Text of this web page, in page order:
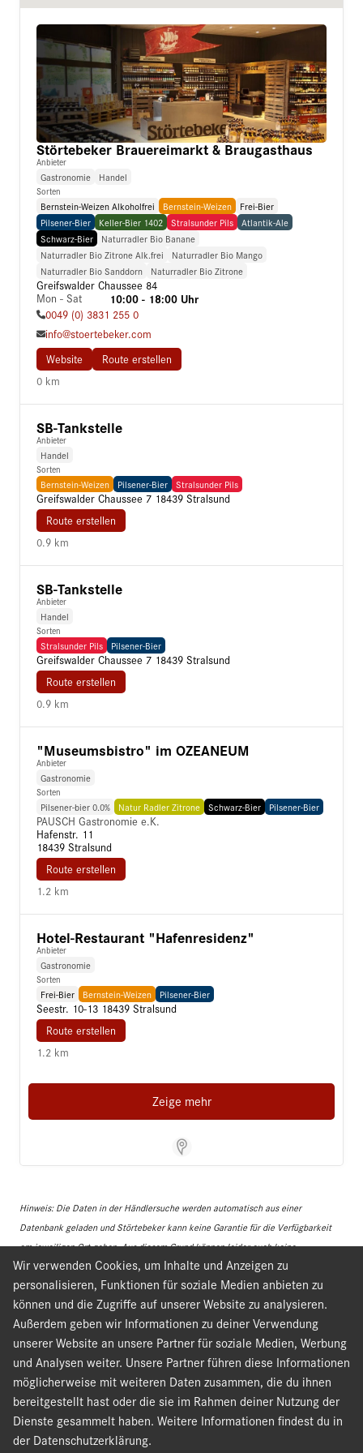
Störtebeker Brauereimarkt & Braugasthaus
Anbieter
Gastronomie Handel
Sorten
Bernstein-Weizen Alkoholfrei Bernstein-Weizen
Frei-Bier
Pilsener-Bier
Keller-Bier 1402 Stralsunder Pils
Atlantik-Ale
Schwarz-Bier
Naturradler Bio Banane
Naturradler Bio Zitrone Alk.frei
Naturradler Bio Mango
Naturradler Bio Sanddorn
Naturradler Bio Zitrone
Greifswalder Chaussee 84
Mon - Sat
10:00 - 18:00 Uhr
0049 (0) 3831 255 0
info@stoertebeker.com
Website
Route erstellen
0 km
SB-Tankstelle
Anbieter
Handel
Sorten
Bernstein-Weizen Pilsener-Bier Stralsunder Pils
Greifswalder Chaussee 7 18439 Stralsund
Route erstellen
0.9 km
SB-Tankstelle
Anbieter
Handel
Sorten
Stralsunder Pils Pilsener-Bier
Greifswalder Chaussee 7 18439 Stralsund
Route erstellen
0.9 km
"Museumsbistro" im OZEANEUM
Anbieter
Gastronomie
Sorten
Pilsener-bier 0.0% Natur Radler Zitrone Schwarz-Bier Pilsener-Bier
PAUSCH Gastronomie e.K.
Hafenstr. 11
18439 Stralsund
Route erstellen
1.2 km
Hotel-Restaurant "Hafenresidenz"
Anbieter
Gastronomie
Sorten
Frei-Bier Bernstein-Weizen Pilsener-Bier
Seestr. 10-13 18439 Stralsund
Route erstellen
1.2 km
Zeige mehr
Store Locator Software
Hinweis: Die Daten in der Händlersuche werden automatisch aus einer
Datenbank geladen und Störtebeker kann keine Garantie für die Verfügbarkeit
am jeweiligen Ort geben. Aus diesem Grund können leider auch keine
Jahreszeiten-Biere oder zeitlich begrenzten Aktionen berücksichtigt werden.
Wir verwenden Cookies, um Inhalte und Anzeigen zu
personalisieren, Funktionen für soziale Medien anbieten zu
können und die Zugriffe auf unserer Website zu analysieren.
Außerdem geben wir Informationen zu deiner Verwendung
unserer Website an unsere Partner für soziale Medien, Werbung
und Analysen weiter. Unsere Partner führen diese Informationen
möglicherweise mit weiteren Daten zusammen, die du ihnen
bereitgestellt hast oder die sie im Rahmen deiner Nutzung der
Dienste gesammelt haben. Weitere Informationen findest du in
der Datenschutzerklärung.